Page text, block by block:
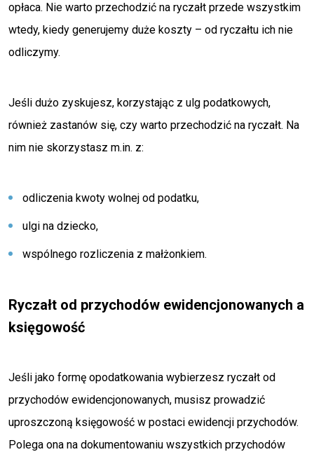
opłaca. Nie warto przechodzić na ryczałt przede wszystkim
wtedy, kiedy generujemy duże koszty – od ryczałtu ich nie
odliczymy.
Jeśli dużo zyskujesz, korzystając z ulg podatkowych,
również zastanów się, czy warto przechodzić na ryczałt. Na
nim nie skorzystasz m.in. z:
odliczenia kwoty wolnej od podatku,
ulgi na dziecko,
wspólnego rozliczenia z małżonkiem.
Ryczałt od przychodów ewidencjonowanych a
księgowość
Jeśli jako formę opodatkowania wybierzesz ryczałt od
przychodów ewidencjonowanych, musisz prowadzić
uproszczoną księgowość w postaci ewidencji przychodów.
Polega ona na dokumentowaniu wszystkich przychodów